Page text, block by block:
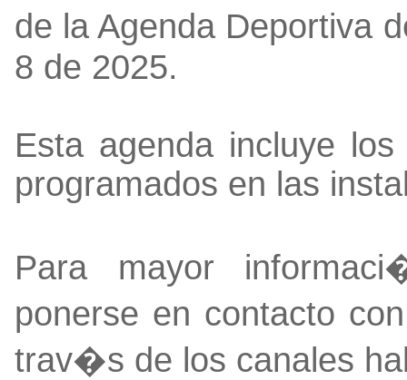
de la Agenda Deportiva
8 de 2025.
Esta agenda incluye
programados en las
Para mayor
ponerse en contacto
trav�s de los canales